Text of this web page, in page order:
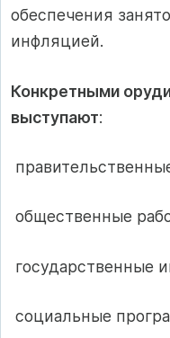
обеспечения
инфляцией.
Конкретными
выступают:
общественные
государственные
социальные